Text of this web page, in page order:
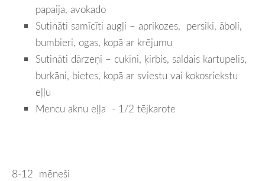
papaija, avokado
Sutināti samīcīti augļi – aprikozes, persiki, āboli,
bumbieri, ogas, kopā ar krējumu
Sutināti dārzeņi – cukīni, ķirbis, saldais kartupelis,
burkāni, bietes, kopā ar sviestu vai kokosriekstu
eļļu
Mencu aknu eļļa - 1/2 tējkarote
8-12 mēneši